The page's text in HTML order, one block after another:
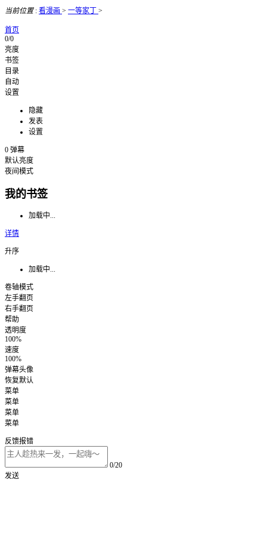
当前位置: 看漫画 > 一等家丁 >
首页
0/0
亮度
书签
目录
自动
设置
隐藏
发表
设置
0 弹幕
默认亮度
夜间模式
我的书签
加载中...
详情
升序
加载中...
卷轴模式
左手翻页
右手翻页
帮助
透明度
100%
速度
100%
弹幕头像
恢复默认
菜单
菜单
菜单
菜单
反馈报错
0/20
发送